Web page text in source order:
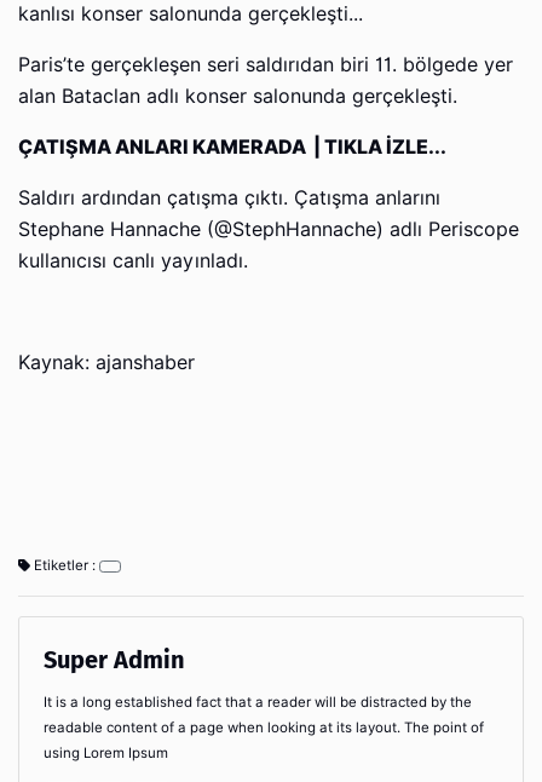
kanlısı konser salonunda gerçekleşti...
Paris’te gerçekleşen seri saldırıdan biri 11. bölgede yer
alan Bataclan adlı konser salonunda gerçekleşti.
ÇATIŞMA ANLARI KAMERADA | TIKLA İZLE...
Saldırı ardından çatışma çıktı. Çatışma anlarını
Stephane Hannache (@StephHannache) adlı Periscope
kullanıcısı canlı yayınladı.
Kaynak: ajanshaber
Etiketler :
Super Admin
It is a long established fact that a reader will be distracted by the
readable content of a page when looking at its layout. The point of
using Lorem Ipsum